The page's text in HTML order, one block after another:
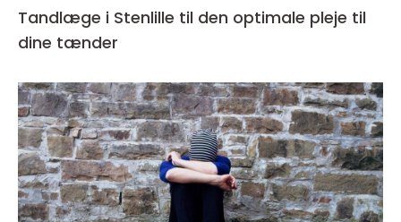
Tandlæge i Stenlille til den optimale pleje til
dine tænder